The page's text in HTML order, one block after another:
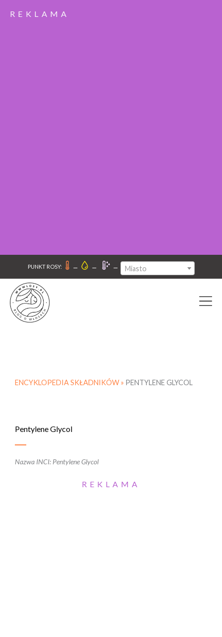
REKLAMA
PUNKT ROSY: – – – Miasto
ENCYKLOPEDIA SKŁADNIKÓW » PENTYLENE GLYCOL
Pentylene Glycol
Nazwa INCI: Pentylene Glycol
REKLAMA